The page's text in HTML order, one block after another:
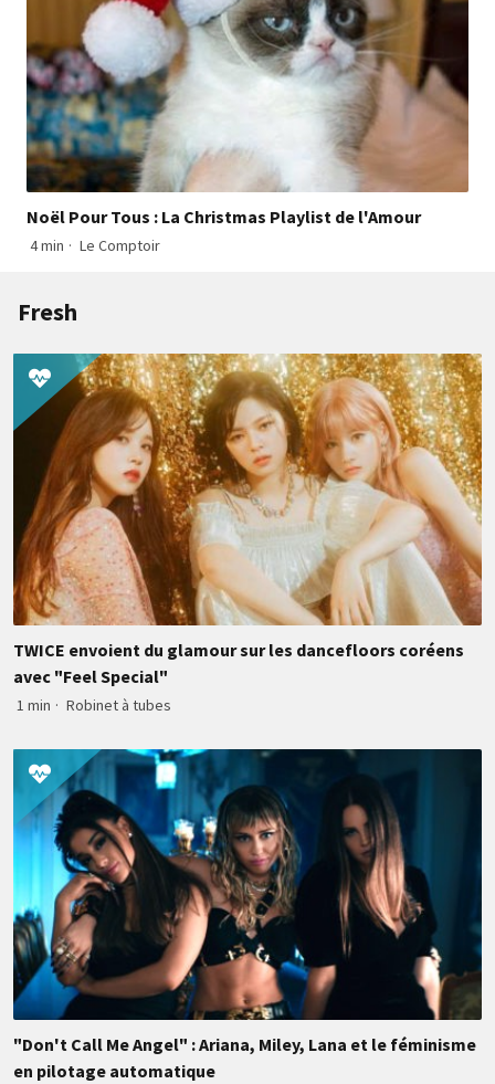
Noël Pour Tous : La Christmas Playlist de l'Amour
4 min · Le Comptoir
Fresh
TWICE envoient du glamour sur les dancefloors coréens
avec "Feel Special"
1 min · Robinet à tubes
"Don't Call Me Angel" : Ariana, Miley, Lana et le féminisme
en pilotage automatique